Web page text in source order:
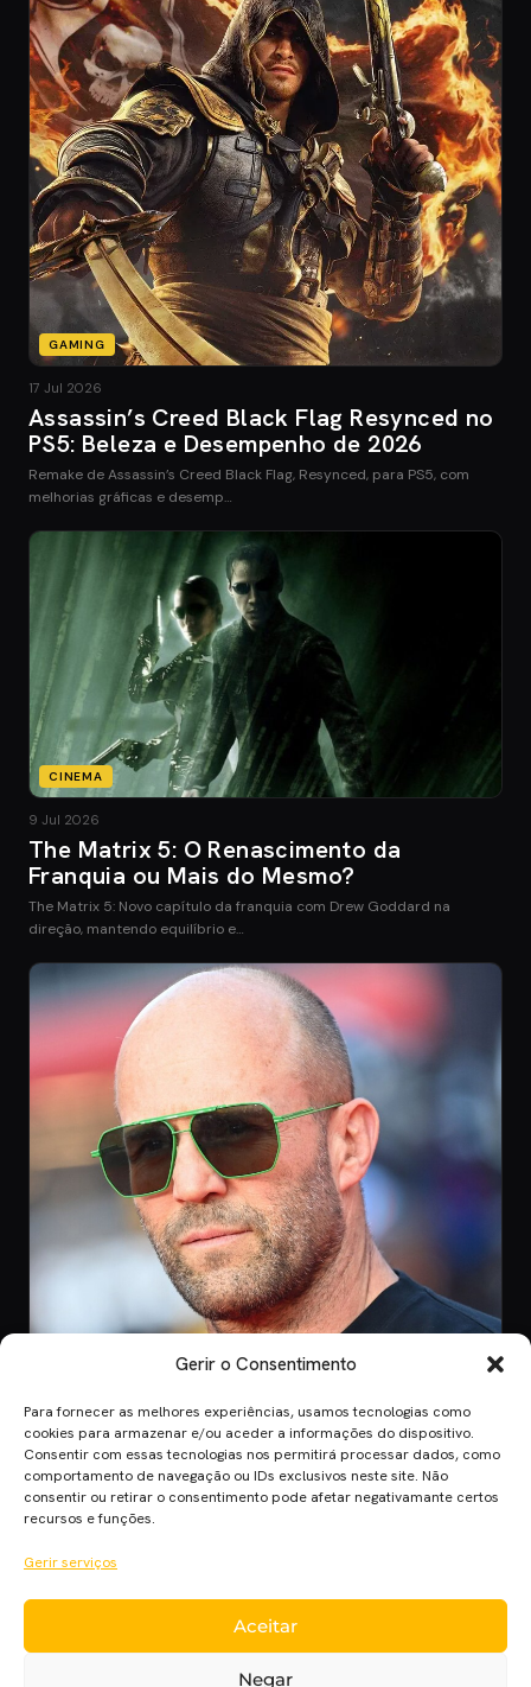
Gerir o Consentimento
Para fornecer as melhores experiências, usamos tecnologias como
cookies para armazenar e/ou aceder a informações do dispositivo.
Consentir com essas tecnologias nos permitirá processar dados, como
comportamento de navegação ou IDs exclusivos neste site. Não
consentir ou retirar o consentimento pode afetar negativamante certos
recursos e funções.
Gerir serviços
Aceitar
Negar
GAMING
17 Jul 2026
Assassin’s Creed Black Flag Resynced no
PS5: Beleza e Desempenho de 2026
Remake de Assassin’s Creed Black Flag, Resynced, para PS5, com
melhorias gráficas e desemp…
CINEMA
9 Jul 2026
The Matrix 5: O Renascimento da
Franquia ou Mais do Mesmo?
The Matrix 5: Novo capítulo da franquia com Drew Goddard na
direção, mantendo equilíbrio e…
CINEMA
8 Jul 2026
Mutiny: O Novo Thriller de Ação de Jason
Statham em 2026
quando o filme chega aos cinem…